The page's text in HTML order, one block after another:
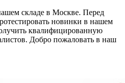
складе в Москве. Перед
новинки в нашем
квалифицированную
Добро пожаловать в наш